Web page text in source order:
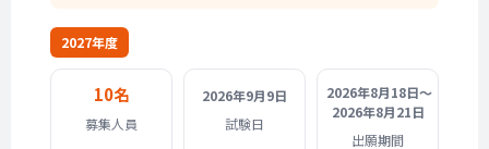
2027年度
10名
募集人員
2026年9月9日
試験日
2026年8月18日〜
2026年8月21日
出願期間